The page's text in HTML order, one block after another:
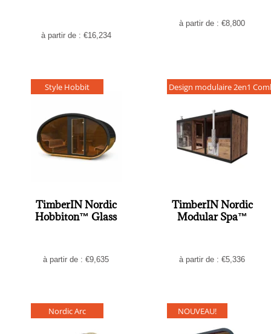
à partir de : €16,234
à partir de : €8,800
Style Hobbit
TimberIN Nordic
Hobbiton™ Glass
à partir de : €9,635
Design modulaire 2en1
TimberIN Nordic
Modular Spa™
à partir de : €5,336
Nordic Arc NOUVEAU!